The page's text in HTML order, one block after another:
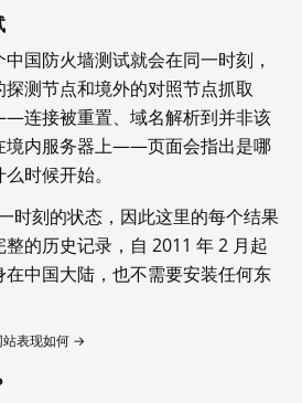
国防火墙测试就会在同一时刻，
测节点和境外的对照节点抓取
连接被重置、域名解析到并非该
境内服务器上——页面会指出是哪
时候开始。
时刻的状态，因此这里的每个结果
的历史记录，自 2011 年 2 月起
中国大陆，也不需要安装任何东
站表现如何 →